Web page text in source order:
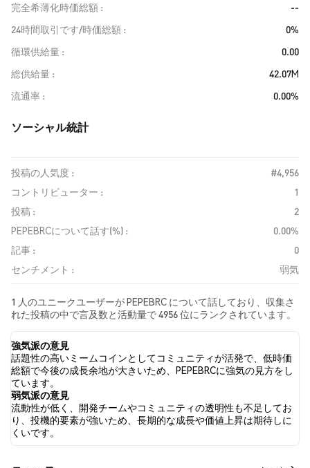
完全希薄化時価総額
--
24時間取引です/時価総額
0%
循環供給量
0.00
総供給量
42.07M
流通率
0.00%
ソーシャル統計
投稿の人気度 :
#4,956
コントリビューター :
1
投稿 :
2
PEPEBRCについて話す(%) :
0.00%
記事 :
0
センチメント :
弱気
1 人のユニークユーザーが PEPEBRC について話しており、収集さ
れた投稿の中で言及数と活動量で 4956 位にランクされています。
の感情は 弱気 でした。 最後に、PEPEBRC に関するニュース記事
が 0 件公開されました。 Twitterでは、50.00% のツイートが強気
の感情を示し、0.00% のツイートが弱気の感情を示しました。
50.00% のツイートは PEPEBRC に対して中立的でした。 これらの
感情分析は 2 件のツイートに基づいています。
強気派の意見
話題性の高いミームコインとしてコミュニティが活発で、低時価
総額で今後の成長余地が大きいため、PEPEBRCに強気の見方をし
ています。
弱気派の意見
流動性が低く、開発チームやコミュニティの透明性も不足してお
り、投機的要素が強いため、長期的な成長や価値上昇は期待しに
くいです。